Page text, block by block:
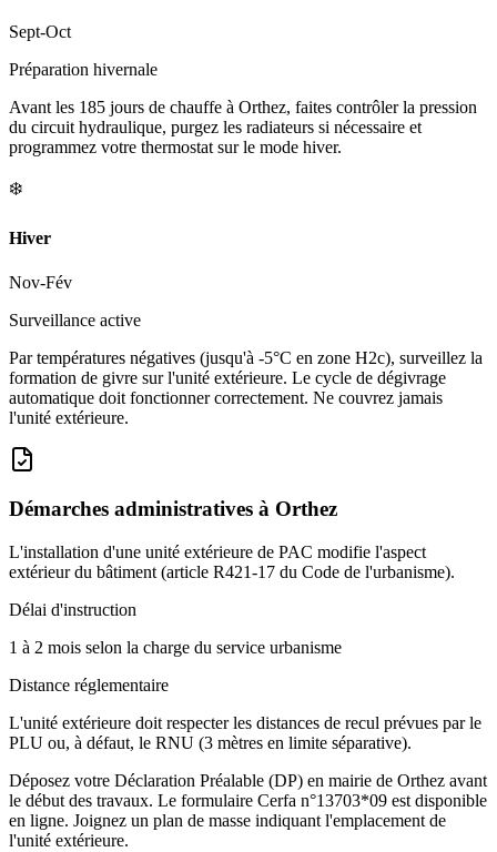
Sept-Oct
Préparation hivernale
Avant les 185 jours de chauffe à Orthez, faites contrôler la pression
du circuit hydraulique, purgez les radiateurs si nécessaire et
programmez votre thermostat sur le mode hiver.
❄️
Hiver
Nov-Fév
Surveillance active
Par températures négatives (jusqu'à -5°C en zone H2c), surveillez la
formation de givre sur l'unité extérieure. Le cycle de dégivrage
automatique doit fonctionner correctement. Ne couvrez jamais
l'unité extérieure.
Démarches administratives à Orthez
L'installation d'une unité extérieure de PAC modifie l'aspect
extérieur du bâtiment (article R421-17 du Code de l'urbanisme).
Délai d'instruction
1 à 2 mois selon la charge du service urbanisme
Distance réglementaire
L'unité extérieure doit respecter les distances de recul prévues par le
PLU ou, à défaut, le RNU (3 mètres en limite séparative).
Déposez votre Déclaration Préalable (DP) en mairie de Orthez avant
le début des travaux. Le formulaire Cerfa n°13703*09 est disponible
en ligne. Joignez un plan de masse indiquant l'emplacement de
l'unité extérieure.